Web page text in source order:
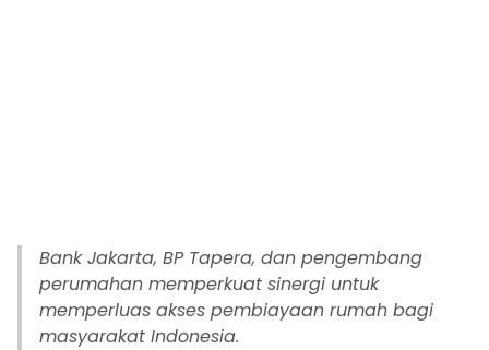
Bank Jakarta, BP Tapera, dan pengembang
perumahan memperkuat sinergi untuk
memperluas akses pembiayaan rumah bagi
masyarakat Indonesia.